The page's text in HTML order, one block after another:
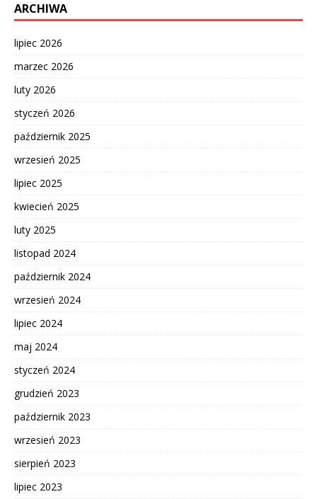
ARCHIWA
lipiec 2026
marzec 2026
luty 2026
styczeń 2026
październik 2025
wrzesień 2025
lipiec 2025
kwiecień 2025
luty 2025
listopad 2024
październik 2024
wrzesień 2024
lipiec 2024
maj 2024
styczeń 2024
grudzień 2023
październik 2023
wrzesień 2023
sierpień 2023
lipiec 2023